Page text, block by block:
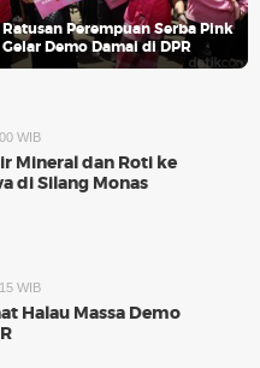
Ratusan Perempuan Serba Pink
Gelar Demo Damai di DPR
WIB
Mineral dan Roti ke
di Silang Monas
WIB
Halau Massa Demo